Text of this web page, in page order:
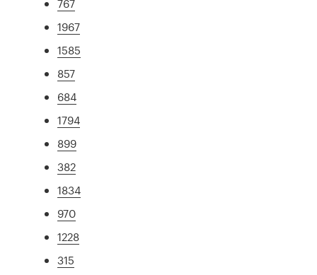
767
1967
1585
857
684
1794
899
382
1834
970
1228
315